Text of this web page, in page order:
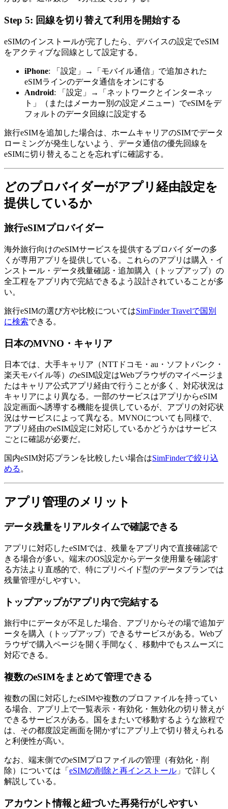
Step 5: 回線を切り替えて利用を開始する
eSIMのインストールが完了したら、デバイスの設定でeSIM
をアクティブな回線として設定する。
iPhone: 「設定」→「モバイル通信」で追加された
eSIMラインのデータ通信をオンにする
Android: 「設定」→「ネットワークとインターネッ
ト」（またはメーカー別の設定メニュー）でeSIMをデ
フォルトのデータ回線に設定する
旅行eSIMを追加した場合は、ホームキャリアのSIMでデータ
ローミングが発生しないよう、データ通信の優先回線を
eSIMに切り替えることを忘れずに確認する。
どのプロバイダーがアプリ経由設定を
提供しているか
旅行eSIMプロバイダー
海外旅行向けのeSIMサービスを提供するプロバイダーの多
くが専用アプリを提供している。これらのアプリは購入・イ
ンストール・データ残量確認・追加購入（トップアップ）の
全工程をアプリ内で完結できるよう設計されていることが多
い。
旅行eSIMの選び方や比較についてはSimFinder Travelで国別
に検索できる。
日本のMVNO・キャリア
日本では、大手キャリア（NTTドコモ・au・ソフトバンク・
楽天モバイル等）のeSIM設定はWebブラウザのマイページま
たはキャリア公式アプリ経由で行うことが多く、対応状況は
キャリアにより異なる。一部のサービスはアプリからeSIM
設定画面へ誘導する機能を提供しているが、アプリの対応状
況はサービスによって異なる。MVNOについても同様で、
アプリ経由のeSIM設定に対応しているかどうかはサービス
ごとに確認が必要だ。
国内eSIM対応プランを比較したい場合はSimFinderで絞り込
める。
アプリ管理のメリット
データ残量をリアルタイムで確認できる
アプリに対応したeSIMでは、残量をアプリ内で直接確認で
きる場合が多い。端末のOS設定からデータ使用量を確認す
る方法より直感的で、特にプリペイド型のデータプランでは
残量管理がしやすい。
トップアップがアプリ内で完結する
旅行中にデータが不足した場合、アプリからその場で追加デ
ータを購入（トップアップ）できるサービスがある。Webブ
ラウザで購入ページを開く手間なく、移動中でもスムーズに
対応できる。
複数のeSIMをまとめて管理できる
複数の国に対応したeSIMや複数のプロファイルを持ってい
る場合、アプリ上で一覧表示・有効化・無効化の切り替えが
できるサービスがある。国をまたいで移動するような旅程で
は、その都度設定画面を開かずにアプリ上で切り替えられる
と利便性が高い。
なお、端末側でのeSIMプロファイルの管理（有効化・削
除）については「 eSIMの削除と再インストール 」で詳しく
解説している。
アカウント情報と紐づいた再発行がしやすい